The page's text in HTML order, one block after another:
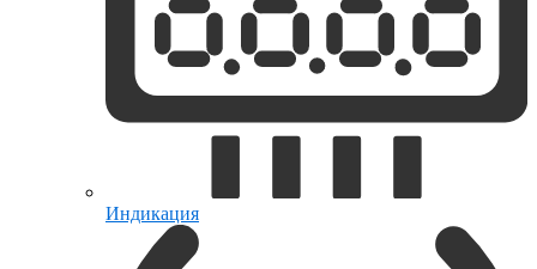
Индикация